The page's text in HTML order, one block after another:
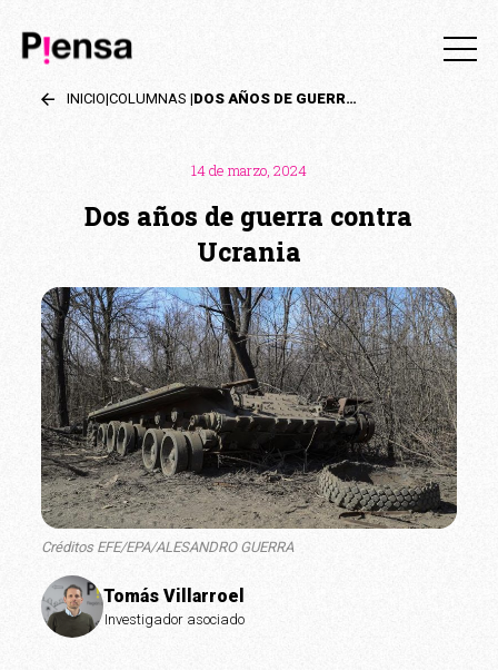
INICIO|COLUMNAS | DOS AÑOS DE GUERRA CONTRA UCRANIA
14 de marzo, 2024
Dos años de guerra contra
Ucrania
Créditos EFE/EPA/ALESANDRO GUERRA
Tomás Villarroel
Investigador asociado